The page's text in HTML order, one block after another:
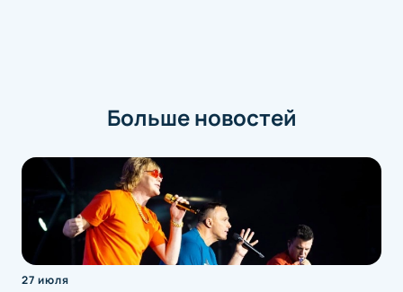
Больше новостей
27 июля